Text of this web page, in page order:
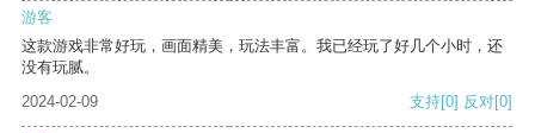
游客
这款游戏非常好玩，画面精美，玩法丰富。我已经玩了好几个小时，还
没有玩腻。
2024-02-09
支持[0] 反对[0]